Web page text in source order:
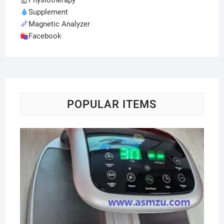
Supplement
Magnetic Analyzer
Facebook
POPULAR ITEMS